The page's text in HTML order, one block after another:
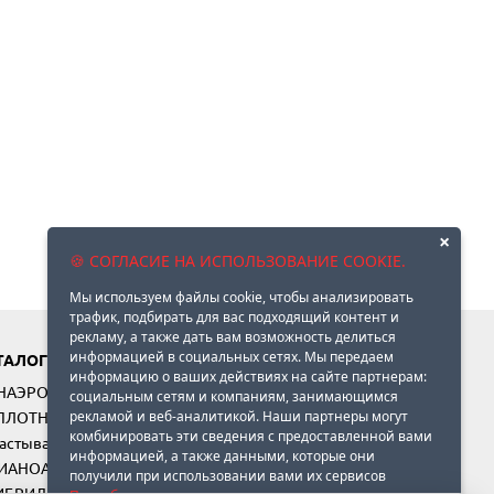
ПРОДУКТЫ
ФЛАНЦЕВ (анаэробы, силиконы и
составы)
КЛЕИ
×
🍪 СОГЛАСИЕ НА ИСПОЛЬЗОВАНИЕ COOKIE.
Мы используем файлы cookie, чтобы анализировать
трафик, подбирать для вас подходящий контент и
рекламу, а также дать вам возможность делиться
информацией в социальных сетях. Мы передаем
информацию о ваших действиях на сайте партнерам:
социальным сетям и компаниям, занимающимся
рекламой и веб-аналитикой. Наши партнеры могут
комбинировать эти сведения с предоставленной вами
информацией, а также данными, которые они
получили при использовании вами их сервисов